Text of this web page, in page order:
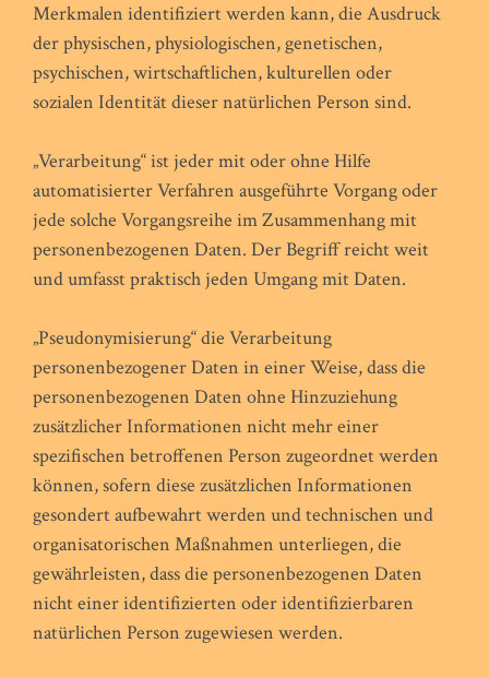
Merkmalen identifiziert werden kann, die Ausdruck
der physischen, physiologischen, genetischen,
psychischen, wirtschaftlichen, kulturellen oder
sozialen Identität dieser natürlichen Person sind.
„Verarbeitung“ ist jeder mit oder ohne Hilfe
automatisierter Verfahren ausgeführte Vorgang oder
jede solche Vorgangsreihe im Zusammenhang mit
personenbezogenen Daten. Der Begriff reicht weit
und umfasst praktisch jeden Umgang mit Daten.
„Pseudonymisierung“ die Verarbeitung
personenbezogener Daten in einer Weise, dass die
personenbezogenen Daten ohne Hinzuziehung
zusätzlicher Informationen nicht mehr einer
spezifischen betroffenen Person zugeordnet werden
können, sofern diese zusätzlichen Informationen
gesondert aufbewahrt werden und technischen und
organisatorischen Maßnahmen unterliegen, die
gewährleisten, dass die personenbezogenen Daten
nicht einer identifizierten oder identifizierbaren
natürlichen Person zugewiesen werden.